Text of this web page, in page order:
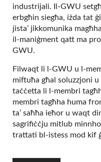
industrijali. Il-GWU
erbgħin siegħa, iżda tat
jista’ jikkomunika
il-maniġment qatt ma
GWU.
Filwaqt li l-GWU u l-
miftuħa għal soluzzjoni
taċċetta li l-membri
membri tagħha huma
ta’ saħħa ieħor u waqt
sagrifiċċju mitlub
trattati bl-istess mod kif